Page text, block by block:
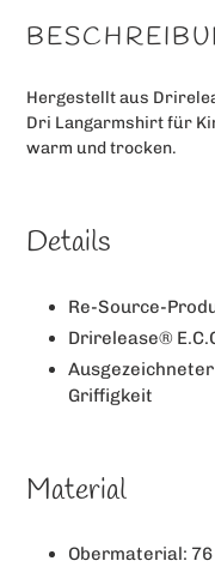
wird
zum
hinzugefügt
Hergestellt aus
Dri Langarmshirt für
warm und trocken.
Details
Re-Source-
Drirelease®
Griffigkeit
Material
Obermaterial: